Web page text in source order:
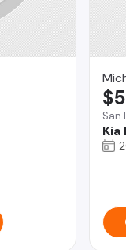
San
Kia